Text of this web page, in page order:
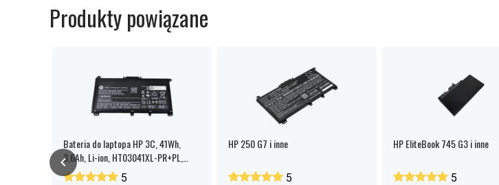
Produkty powiązane
Bateria do laptopa HP 3C, 41Wh,
3,6Ah, Li-ion, HT03041XL-PR+PL,
HT03XL
5
HP 250 G7 i inne
5
HP EliteBook 745 G3 i inne
5